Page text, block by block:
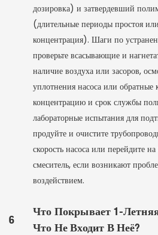
дозировка) и затвердевший
(длительные периоды простоя
концентрация). Шаги по
проверьте всасывающие и
наличие воздуха или засоров,
уплотнения насоса или обратные
концентрацию и срок службы
лабораторные испытания для
продуйте и очистите
скорость насоса или перейдите
смеситель, если возникают
воздействием.
6
Что Покрывает 1-
Что Не Входит В Неё?